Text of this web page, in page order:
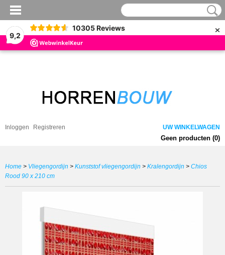
9,2
10305 Reviews ×
Inloggen Registreren UW WINKELWAGEN
Geen producten (0)
Home > Vliegengordijn > Kunststof vliegengordijn > Kralengordijn > Chios
Rood 90 x 210 cm